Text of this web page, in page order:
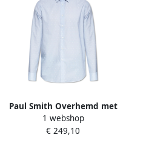
Paul Smith Overhemd met
stippenpatroon Blue Heren
1 webshop
€ 249,10